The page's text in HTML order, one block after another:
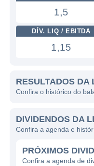
1,5
DÍV. LIQ / EBITDA
1,15
RESULTADOS DA
Confira o histórico do
DIVIDENDOS DA
Confira a agenda e
PRÓXIMOS
Confira a agenda de